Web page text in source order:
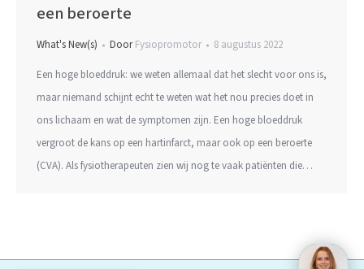
een beroerte
What's New(s) DoorFysiopromotor 8 augustus 2022
Een hoge bloeddruk: we weten allemaal dat het slecht voor ons is,
maar niemand schijnt echt te weten wat het nou precies doet in
ons lichaam en wat de symptomen zijn. Een hoge bloeddruk
vergroot de kans op een hartinfarct, maar ook op een beroerte
(CVA). Als fysiotherapeuten zien wij nog te vaak patiënten die…